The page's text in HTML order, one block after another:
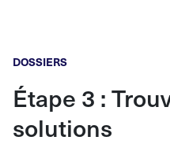
DOSSIERS
Étape 3 :
solutions